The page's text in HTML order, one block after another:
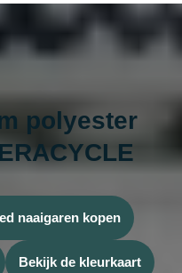
polyester
naaigaren kopen
Bekijk de kleurkaart